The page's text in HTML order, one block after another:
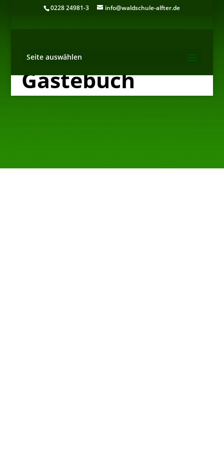
0228 24981-3 info@waldschule-alfter.de
Seite auswählen
Gästebuch